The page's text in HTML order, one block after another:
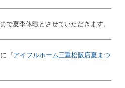
で夏季休暇とさせていただきます。
に『アイフルホーム三重松阪店夏まつ